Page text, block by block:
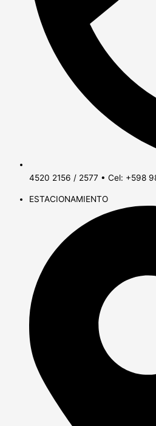
4520 2156 / 2577 • Cel: +598
ESTACIONAMIENTO